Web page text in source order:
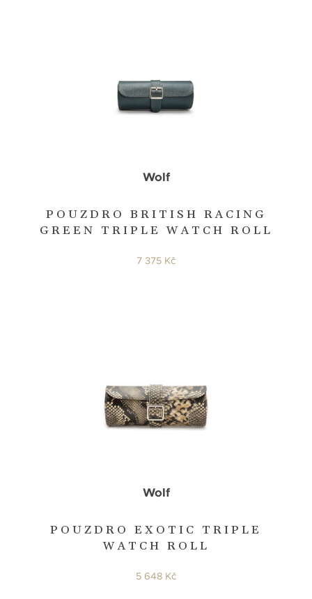
POUZDRO BRITISH RACING
GREEN TRIPLE WATCH ROLL
Wolf
7 375 Kč
POUZDRO EXOTIC TRIPLE
WATCH ROLL
Wolf
5 648 Kč